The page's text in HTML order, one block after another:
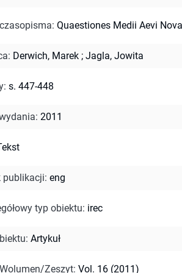
: Quaestiones Medii Aevi
: Derwich, Marek ; Jagla, Jowita
: s. 447-448
: 2011
publikacji: eng
typ obiektu: irec
: Artykuł
Zeszyt: Vol. 16 (2011)